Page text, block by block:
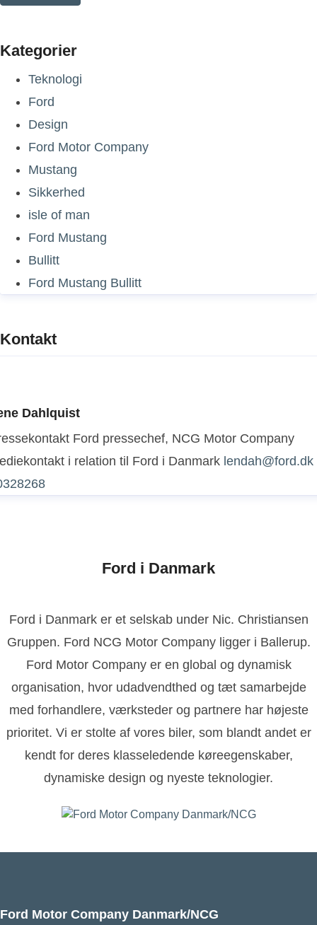
Kategorier
Teknologi
Ford
Design
Ford Motor Company
Mustang
Sikkerhed
isle of man
Ford Mustang
Bullitt
Ford Mustang Bullitt
Kontakt
Dahlquist
Ford pressechef, NCG Motor Company
i relation til Ford i Danmark lendah@ford.dk
Ford i Danmark
Ford i Danmark er et selskab under Nic. Christiansen
Gruppen. Ford NCG Motor Company ligger i Ballerup.
Ford Motor Company er en global og dynamisk
organisation, hvor udadvendthed og tæt samarbejde
med forhandlere, værksteder og partnere har højeste
prioritet. Vi er stolte af vores biler, som blandt andet er
kendt for deres klasseledende køreegenskaber,
dynamiske design og nyeste teknologier.
Ford Motor Company Danmark/NCG